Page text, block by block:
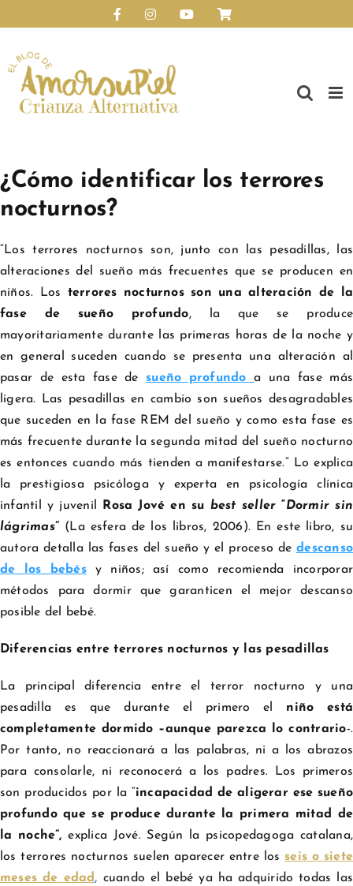
Abrir barra de herramientas
al
contenido
FacebookInstagramYouTubePersonalizado
imagen
más
grande
¿Cómo identificar los terrores
nocturnos?
“Los terrores nocturnos son, junto con las pesadillas, las
alteraciones del sueño más frecuentes que se producen en
niños. Los terrores nocturnos son una alteración de la
fase de sueño profundo, la que se produce
mayoritariamente durante las primeras horas de la noche y
en general suceden cuando se presenta una alteración al
pasar de esta fase desueño profundo
a una fase más
ligera. Las pesadillas en cambio son sueños desagradables
que suceden en la fase REM del sueño y como esta fase es
más frecuente durante la segunda mitad del sueño nocturno
es entonces cuando más tienden a manifestarse.” Lo explica
la prestigiosa psicóloga y experta en psicología clínica
infantil y juvenil
Rosa Jové en su best seller“Dormir sin
lágrimas” (La esfera de los libros, 2006). En este libro, su
autora detalla las fases del sueño y el proceso de descanso
de los bebésy niños; así como recomienda incorporar
métodos para dormir que garanticen el mejor descanso
posible del bebé.
Diferencias entre terrores nocturnos y las pesadillas
La principal diferencia entre el terror nocturno y una
pesadilla es que durante el primero el niño está
completamente dormido –aunque parezca lo contrario-.
Por tanto, no reaccionará a las palabras, ni a los abrazos
para consolarle, ni reconocerá a los padres. Los primeros
son producidos por la “incapacidad de aligerar ese sueño
profundo que se produce durante la primera mitad de
la noche”, explica Jové. Según la psicopedagoga catalana,
los terrores nocturnos suelen aparecer entre los seis o siete
meses de edad, cuando el bebé ya ha adquirido todas las